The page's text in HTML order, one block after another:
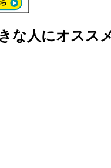
な人にオスス